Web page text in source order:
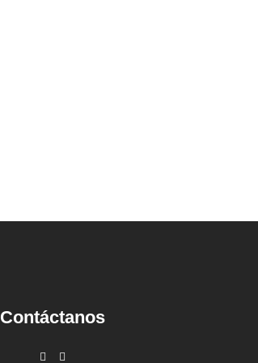
Contáctanos